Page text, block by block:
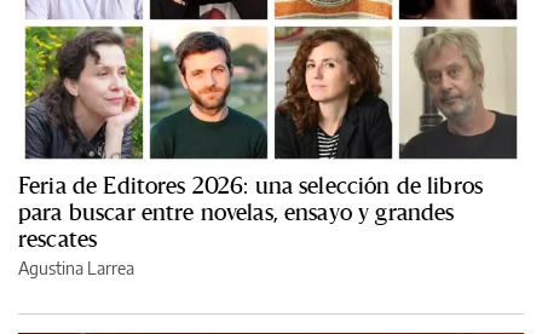
Feria de Editores 2026: una selección de libros
para buscar entre novelas, ensayo y grandes
rescates
Agustina Larrea